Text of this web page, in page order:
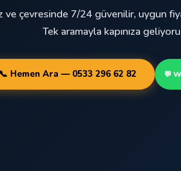
ve çevresinde 7/24 güvenilir, uygun
Tek aramayla kapınıza
Hemen Ara — 0533 296 62 82 💬